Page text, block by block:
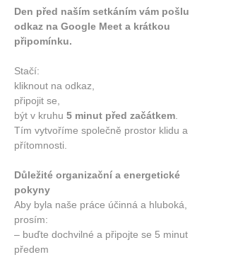
Den před naším setkáním vám pošlu
odkaz na Google Meet a krátkou
připomínku.
Stačí:
kliknout na odkaz,
připojit se,
být v kruhu 5 minut před začátkem
Tím vytvoříme společně prostor klidu a
přítomnosti.
Důležité organizační a energetické
pokyny
Aby byla naše práce účinná a hluboká,
prosím:
– buďte dochvilné a připojte se 5 minut
předem